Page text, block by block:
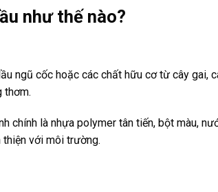
như thế nào?
ngũ cốc hoặc các chất hữu cơ từ cây gai,
thơm.
chính là nhựa polymer tân tiến, bột màu,
với môi trường.